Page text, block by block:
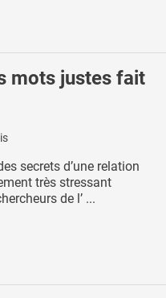
mots justes fait
secrets d’une relation
très stressant
de l’ ...